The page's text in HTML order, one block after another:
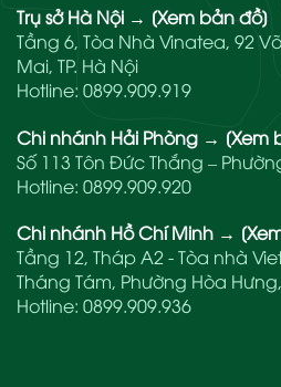
Trụ sở Hà Nội → [Xem bản đồ]
Tầng 6, Tòa Nhà Vinatea, 92
Mai, TP. Hà Nội
Hotline: 0899.909.919
Chi nhánh Hải Phòng → [Xem
Số 113 Tôn Đức Thắng –
Hotline: 0899.909.920
Chi nhánh Hồ Chí Minh →
Tầng 12, Tháp A2 - Tòa nhà
Tháng Tám, Phường Hòa Hưng,
Hotline: 0899.909.936